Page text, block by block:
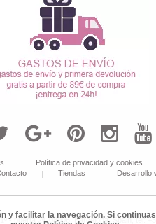
Política de privacidad y cookies
Tiendas Desarrollo
- puerta 2ª, 08006, Barcelona, Spain, tel:
facilitar la navegación. Si